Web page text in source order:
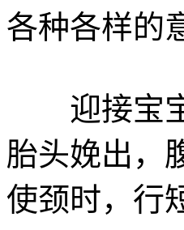
各种各样的
迎接宝宝
胎头娩出，
使颈时，行